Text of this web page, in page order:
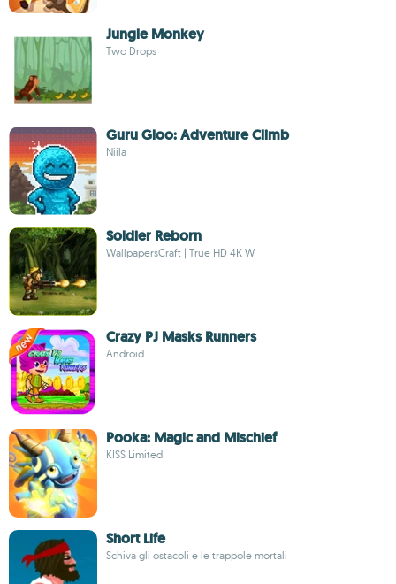
Jungle Monkey
Two Drops
Guru Gloo: Adventure Climb
Niila
Soldier Reborn
WallpapersCraft | True HD 4К W
Crazy PJ Masks Runners
Android
Pooka: Magic and Mischief
KISS Limited
Short Life
Schiva gli ostacoli e le trappole mortali